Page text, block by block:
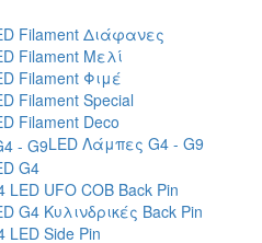
Filament Διάφανες
Filament Μελί
Filament Φιμέ
Filament Special
Filament Deco
LED Λάμπες G4 - G9
G4
UFO COB Back Pin
G4 Κυλινδρικές Back Pin
Side Pin